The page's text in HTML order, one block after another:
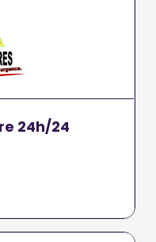
24h/24